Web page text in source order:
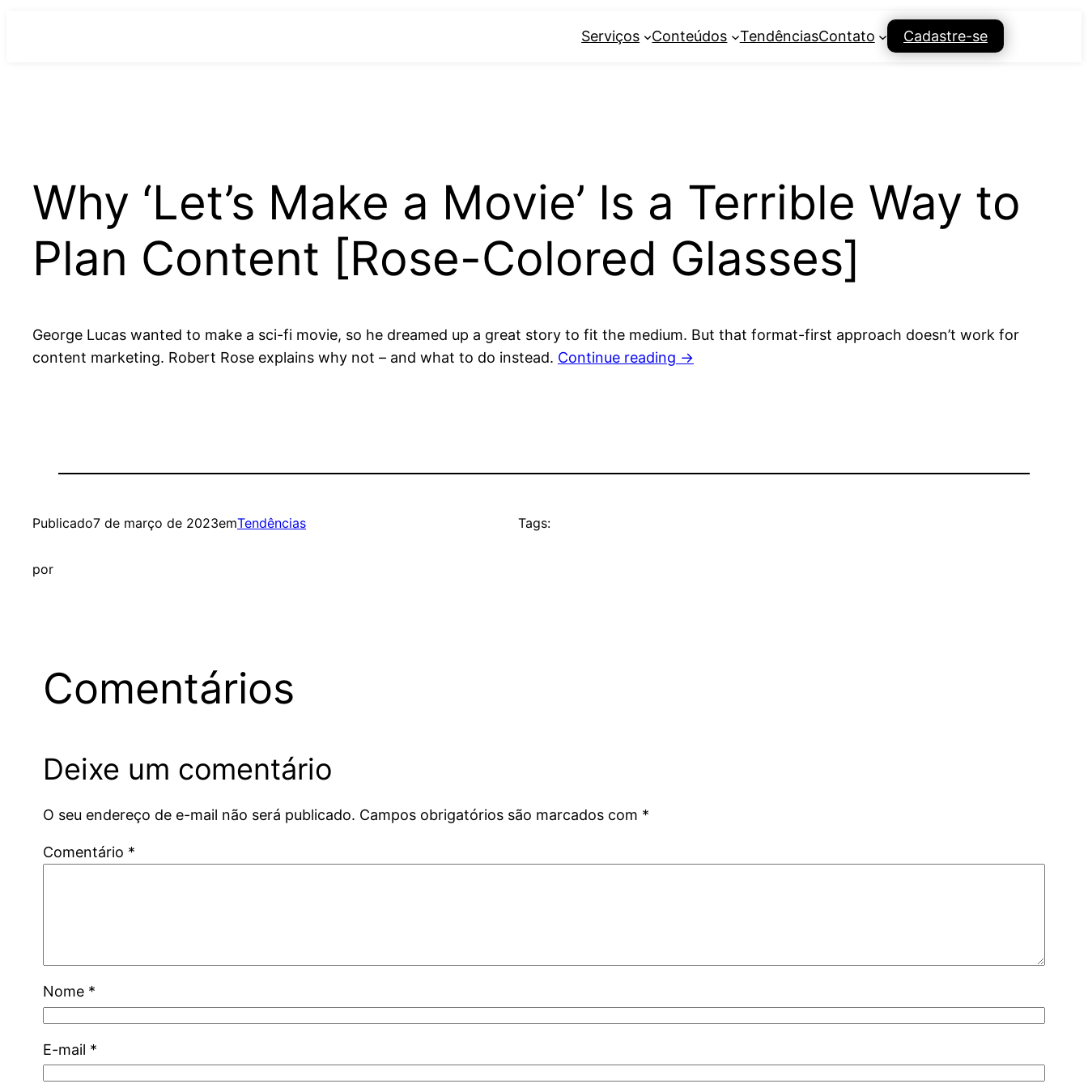
Serviços Conteúdos TendênciasContato Cadastre-se
Why ‘Let’s Make a Movie’ Is a Terrible Way to
Plan Content [Rose-Colored Glasses]
George Lucas wanted to make a sci-fi movie, so he dreamed up a great story to fit the medium. But that format-first approach doesn’t work for
content marketing. Robert Rose explains why not – and what to do instead. Continue reading →
Publicado7 de março de 2023emTendências
por
Tags:
Comentários
Deixe um comentário
O seu endereço de e-mail não será publicado. Campos obrigatórios são marcados com *
Comentário *
Nome *
E-mail *